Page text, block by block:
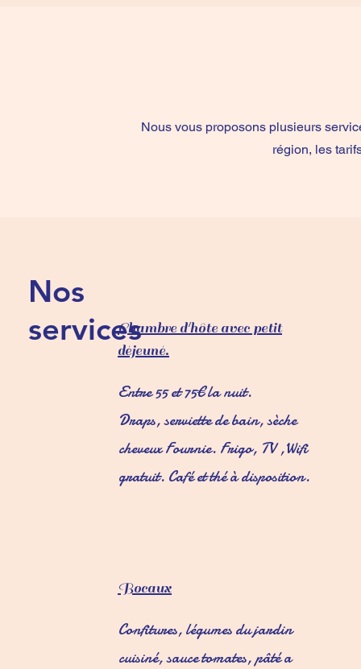
Nous vous proposons plusieurs
région, les
Nos
servicesChambre d'hôte avec petit
déjeuné.
Entre 55 et 75€ la nuit.
Draps, serviette de bain, sèche
cheveux Fournie. Frigo, TV ,Wifi
gratuit. Café et thé à disposition.
Bocaux
Confitures, légumes du jardin
cuisiné, sauce tomates, pâté a